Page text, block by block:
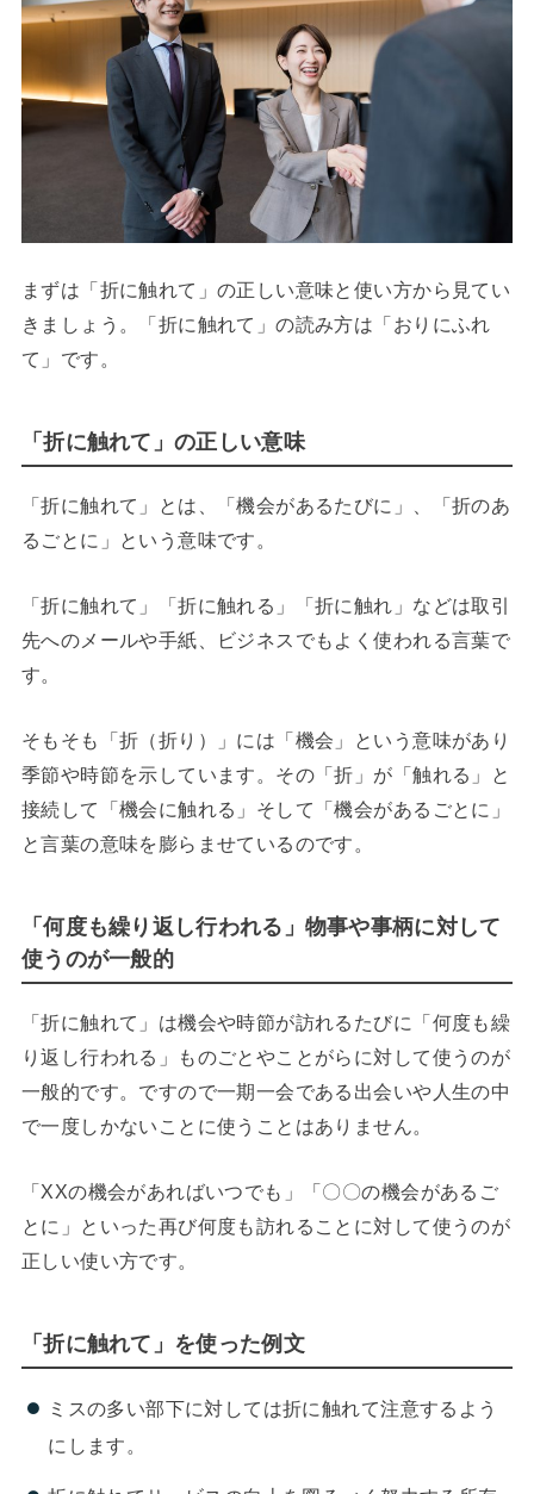
まずは「折に触れて」の正しい意味と使い方から見てい
きましょう。「折に触れて」の読み方は「おりにふれ
て」です。
「折に触れて」の正しい意味
「折に触れて」とは、「機会があるたびに」、「折のあ
るごとに」という意味です。
「折に触れて」「折に触れる」「折に触れ」などは取引
先へのメールや手紙、ビジネスでもよく使われる言葉で
す。
そもそも「折（折り）」には「機会」という意味があり
季節や時節を示しています。その「折」が「触れる」と
接続して「機会に触れる」そして「機会があるごとに」
と言葉の意味を膨らませているのです。
「何度も繰り返し行われる」物事や事柄に対して
使うのが一般的
「折に触れて」は機会や時節が訪れるたびに「何度も繰
り返し行われる」ものごとやことがらに対して使うのが
一般的です。ですので一期一会である出会いや人生の中
で一度しかないことに使うことはありません。
「XXの機会があればいつでも」「〇〇の機会があるご
とに」といった再び何度も訪れることに対して使うのが
正しい使い方です。
「折に触れて」を使った例文
ミスの多い部下に対しては折に触れて注意するよう
にします。